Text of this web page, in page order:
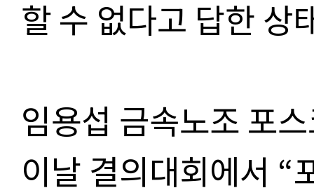
할 수 없다고 답한 상
임용섭 금속노조 포
이날 결의대회에서 “